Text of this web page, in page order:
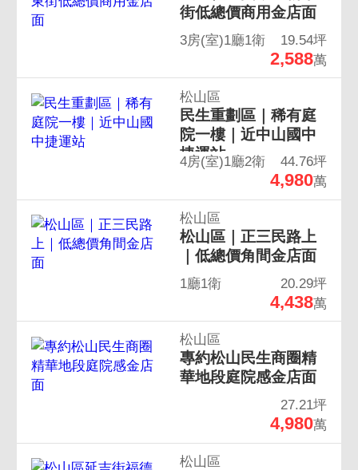
街低總價商用金店面
3房(室)1廳1衛 19.54坪
2,588萬
松山區
民生重劃區｜稀有庭
院一樓｜近中山國中
捷運站
4房(室)1廳2衛 44.76坪
4,980萬
松山區
松山區｜正三民路上
｜低總價角間金店面
1廳1衛 20.29坪
4,438萬
松山區
專約松山民生商圈精
華地段庭院感金店面
27.21坪
4,980萬
松山區